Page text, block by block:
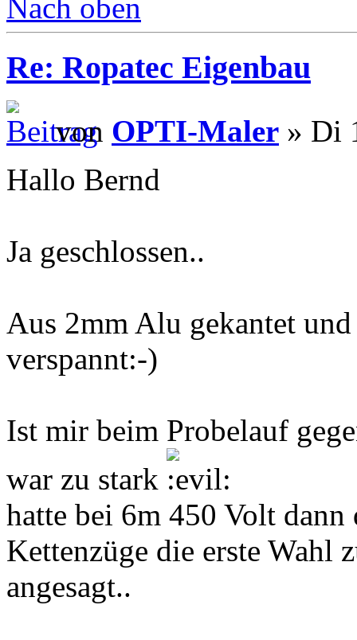
Nach oben
Re: Ropatec Eigenbau
von OPTI-Maler » Di
Hallo Bernd
Ja geschlossen..
Aus 2mm Alu gekantet
verspannt:-)
Ist mir beim Probelauf
war zu stark
hatte bei 6m 450 Volt
Kettenzüge die erste Wahl
angesagt..